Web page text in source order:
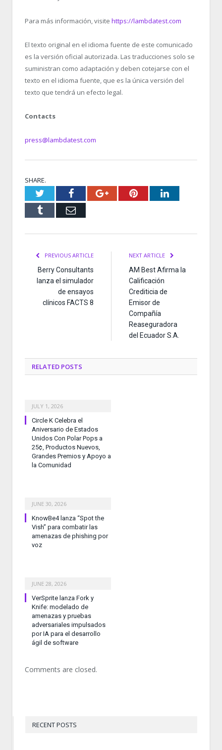
Para más información, visite https://lambdatest.com
El texto original en el idioma fuente de este comunicado
es la versión oficial autorizada. Las traducciones solo se
suministran como adaptación y deben cotejarse con el
texto en el idioma fuente, que es la única versión del
texto que tendrá un efecto legal.
Contacts
press@lambdatest.com
SHARE.
TwitterFacebookGoogle+PinterestLinkedIn
Tumblr Email
PREVIOUS ARTICLE
Berry Consultants
lanza el simulador
de ensayos
clínicos FACTS 8
NEXT ARTICLE
AM Best Afirma la
Calificación
Crediticia de
Emisor de
Compañía
Reaseguradora
del Ecuador S.A.
RELATED POSTS
JULY 1, 2026
Circle K Celebra el
Aniversario de Estados
Unidos Con Polar Pops a
25¢, Productos Nuevos,
Grandes Premios y Apoyo a
la Comunidad
JUNE 30, 2026
KnowBe4 lanza “Spot the
Vish” para combatir las
amenazas de phishing por
voz
JUNE 28, 2026
VerSprite lanza Fork y
Knife: modelado de
amenazas y pruebas
adversariales impulsados
por IA para el desarrollo
ágil de software
Comments are closed.
RECENT POSTS